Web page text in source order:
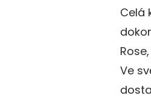
Celá
Ve